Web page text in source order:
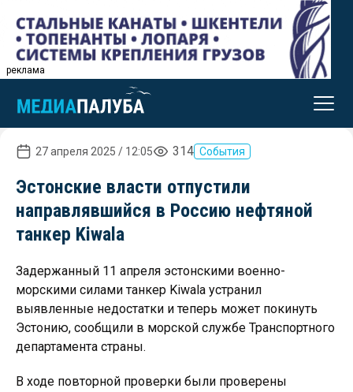
реклама
27 апреля 2025 / 12:05 314 События
Эстонские власти отпустили
направлявшийся в Россию нефтяной
танкер Kiwala
Задержанный 11 апреля эстонскими военно-
морскими силами танкер Kiwala устранил
выявленные недостатки и теперь может покинуть
Эстонию, сообщили в морской службе Транспортного
департамента страны.
В ходе повторной проверки были проверены